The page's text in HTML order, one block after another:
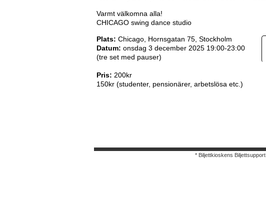
Varmt välkomna alla!
CHICAGO swing dance studio
Plats: Chicago, Hornsgatan 75, Stockholm
Datum: onsdag 3 december 2025 19:00-23:00
(tre set med pauser)
Pris: 200kr
150kr (studenter, pensionärer, arbetslösa etc.)
* Biljettkioskens Biljettsupport